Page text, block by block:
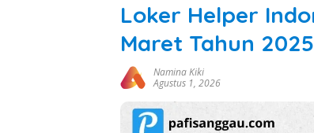
Loker Helper
Maret Tahun
Namina Kiki
Agustus 1, 2026